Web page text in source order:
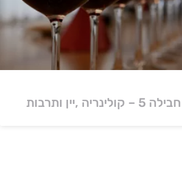
חבילה 5 – קולינריה ,יין ותרבות